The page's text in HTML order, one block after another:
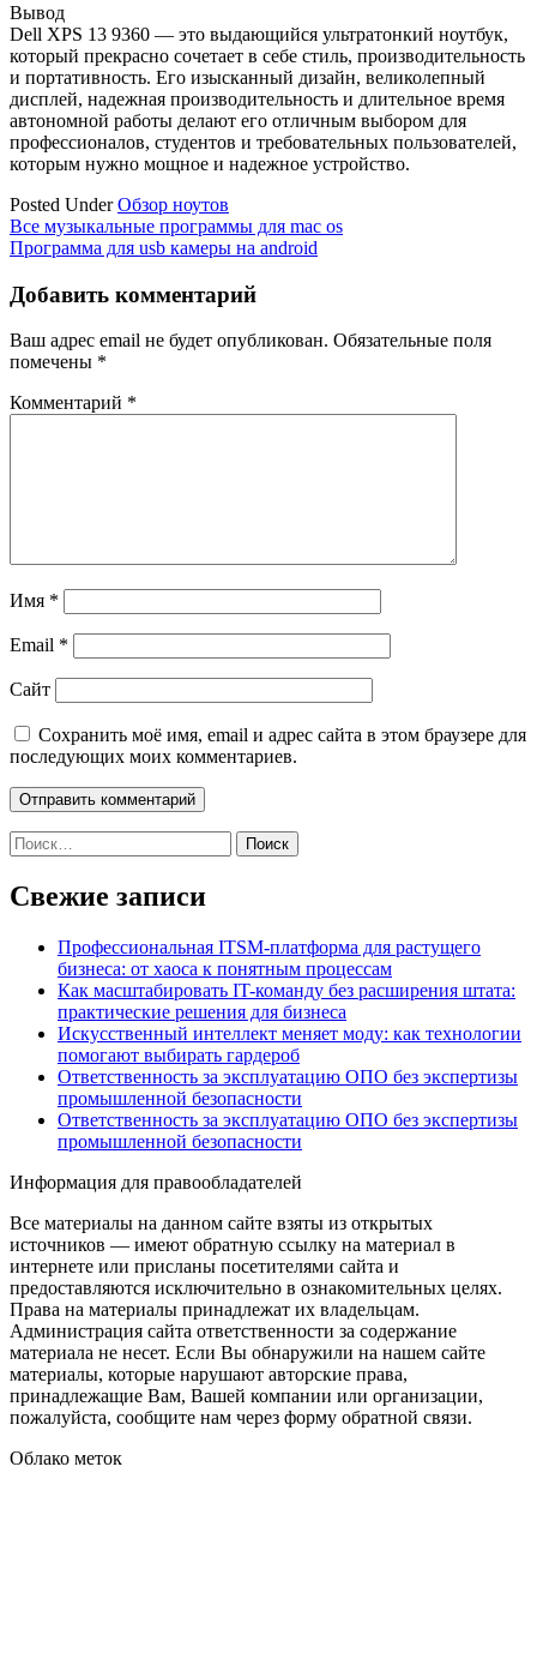
Вывод
Dell XPS 13 9360 — это выдающийся ультратонкий ноутбук,
который прекрасно сочетает в себе стиль, производительность
и портативность. Его изысканный дизайн, великолепный
дисплей, надежная производительность и длительное время
автономной работы делают его отличным выбором для
профессионалов, студентов и требовательных пользователей,
которым нужно мощное и надежное устройство.
Posted UnderОбзор ноутов
Навигация
по
записям
Все музыкальные программы для mac os
Программа для usb камеры на android
Добавить комментарий
Ваш адрес email не будет опубликован. Обязательные поля
помечены *
Комментарий *
Имя *
Email *
Сайт
Сохранить моё имя, email и адрес сайта в этом браузере для
последующих моих комментариев.
Найти:
Свежие записи
Профессиональная ITSM-платформа для растущего
бизнеса: от хаоса к понятным процессам
Как масштабировать IT-команду без расширения штата:
практические решения для бизнеса
Искусственный интеллект меняет моду: как технологии
помогают выбирать гардероб
Ответственность за эксплуатацию ОПО без экспертизы
промышленной безопасности
Ответственность за эксплуатацию ОПО без экспертизы
промышленной безопасности
Информация для правообладателей
Все материалы на данном сайте взяты из открытых
источников — имеют обратную ссылку на материал в
интернете или присланы посетителями сайта и
предоставляются исключительно в ознакомительных целях.
Права на материалы принадлежат их владельцам.
Администрация сайта ответственности за содержание
материала не несет. Если Вы обнаружили на нашем сайте
материалы, которые нарушают авторские права,
принадлежащие Вам, Вашей компании или организации,
пожалуйста, сообщите нам через форму обратной связи.
Облако меток